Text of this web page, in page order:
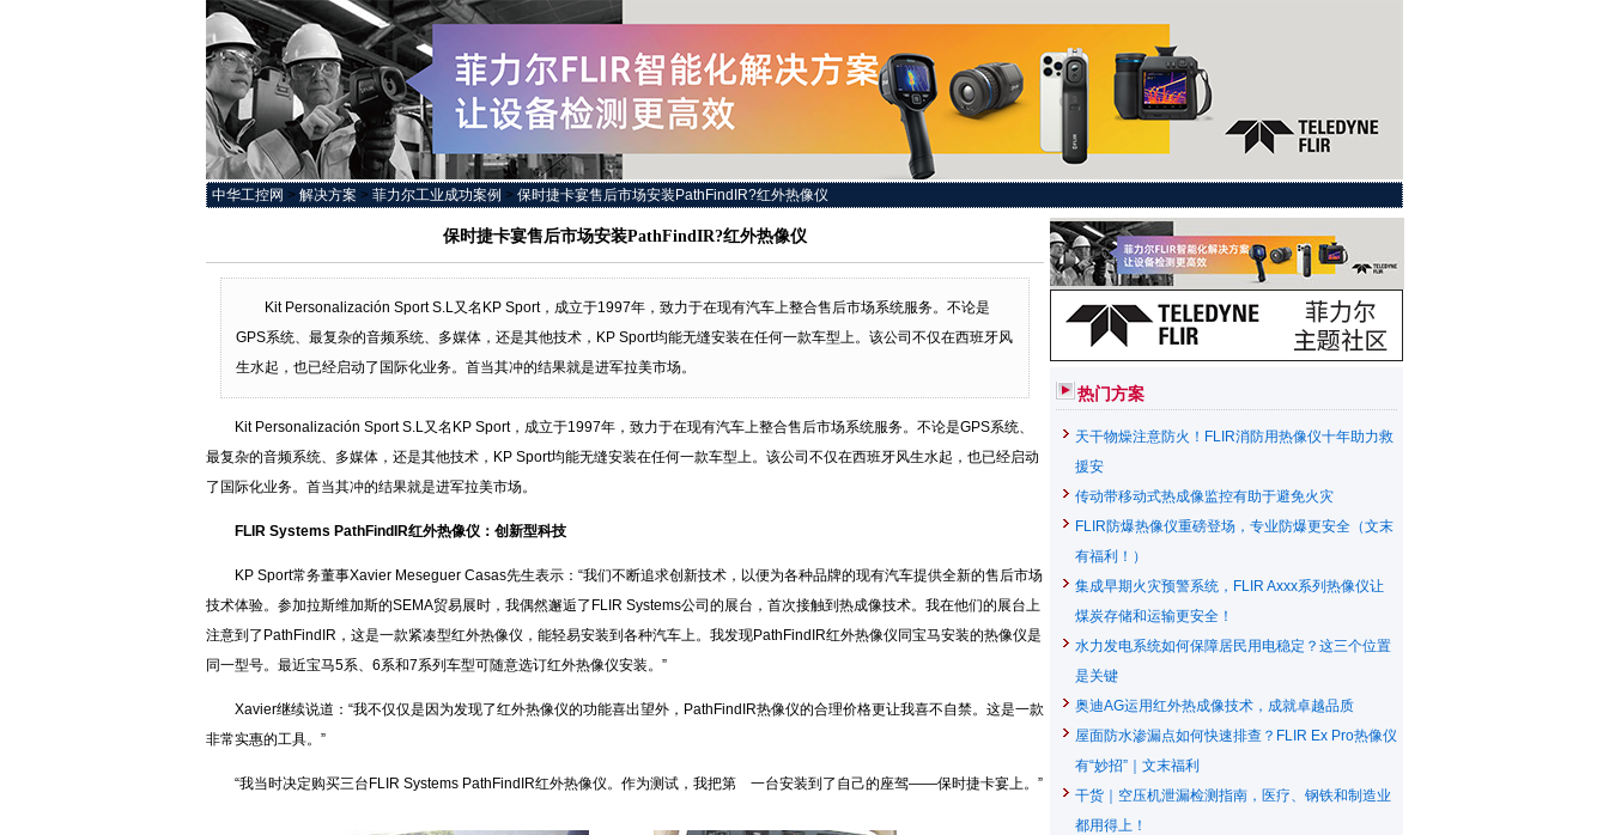
中华工控网 > 解决方案 > 菲力尔工业成功案例 > 保时捷卡宴售后市场安装PathFindIR?红外热像仪
保时捷卡宴售后市场安装PathFindIR?红外热像仪
Kit Personalización Sport S.L又名KP Sport，成立于1997年，致力于在现有汽车上整合售后市场系统服务。不论是
GPS系统、最复杂的音频系统、多媒体，还是其他技术，KP Sport均能无缝安装在任何一款车型上。该公司不仅在西班牙风
生水起，也已经启动了国际化业务。首当其冲的结果就是进军拉美市场。
Kit Personalización Sport S.L又名KP Sport，成立于1997年，致力于在现有汽车上整合售后市场系统服务。不论是GPS系统、
最复杂的音频系统、多媒体，还是其他技术，KP Sport均能无缝安装在任何一款车型上。该公司不仅在西班牙风生水起，也已经启动
了国际化业务。首当其冲的结果就是进军拉美市场。
FLIR Systems PathFindIR红外热像仪：创新型科技
KP Sport常务董事Xavier Meseguer Casas先生表示：“我们不断追求创新技术，以便为各种品牌的现有汽车提供全新的售后市场
技术体验。参加拉斯维加斯的SEMA贸易展时，我偶然邂逅了FLIR Systems公司的展台，首次接触到热成像技术。我在他们的展台上
注意到了PathFindIR，这是一款紧凑型红外热像仪，能轻易安装到各种汽车上。我发现PathFindIR红外热像仪同宝马安装的热像仪是
同一型号。最近宝马5系、6系和7系列车型可随意选订红外热像仪安装。”
Xavier继续说道：“我不仅仅是因为发现了红外热像仪的功能喜出望外，PathFindIR热像仪的合理价格更让我喜不自禁。这是一款
非常实惠的工具。”
“我当时决定购买三台FLIR Systems PathFindIR红外热像仪。作为测试，我把第 一台安装到了自己的座驾——保时捷卡宴上。”
热门方案
天干物燥注意防火！FLIR消防用热像仪十年助力救
援安
传动带移动式热成像监控有助于避免火灾
FLIR防爆热像仪重磅登场，专业防爆更安全（文末
有福利！）
集成早期火灾预警系统，FLIR Axxx系列热像仪让
煤炭存储和运输更安全！
水力发电系统如何保障居民用电稳定？这三个位置
是关键
奥迪AG运用红外热成像技术，成就卓越品质
屋面防水渗漏点如何快速排查？FLIR Ex Pro热像仪
有“妙招”｜文末福利
干货｜空压机泄漏检测指南，医疗、钢铁和制造业
都用得上！